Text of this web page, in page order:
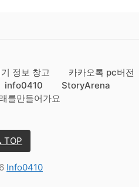
정보 창고
카카오톡 pc버전
info0410
StoryArena
를만들어가요
Info0410